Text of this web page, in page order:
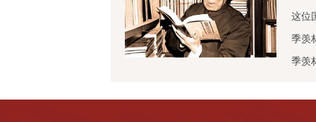
这位
季羡
季羡